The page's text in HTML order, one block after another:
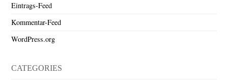
Eintrags-Feed
Kommentar-Feed
WordPress.org
CATEGORIES